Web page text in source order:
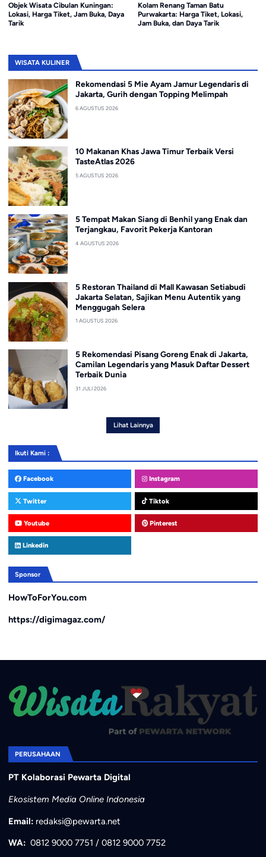
Objek Wisata Cibulan Kuningan:
Lokasi, Harga Tiket, Jam Buka, Daya
Tarik
Kolam Renang Taman Batu
Purwakarta: Harga Tiket, Lokasi,
Jam Buka, dan Daya Tarik
WISATA KULINER
Rekomendasi 5 Mie Ayam Jamur Legendaris di
Jakarta, Gurih dengan Topping Melimpah
6 AGUSTUS 2026
10 Makanan Khas Jawa Timur Terbaik Versi
TasteAtlas 2026
5 AGUSTUS 2026
5 Tempat Makan Siang di Benhil yang Enak dan
Terjangkau, Favorit Pekerja Kantoran
4 AGUSTUS 2026
5 Restoran Thailand di Mall Kawasan Setiabudi
Jakarta Selatan, Sajikan Menu Autentik yang
Menggugah Selera
1 AGUSTUS 2026
5 Rekomendasi Pisang Goreng Enak di Jakarta,
Camilan Legendaris yang Masuk Daftar Dessert
Terbaik Dunia
31 JULI 2026
Lihat Lainnya
Ikuti Kami :
Facebook Instagram
Twitter Tiktok
Youtube Pinterest
Linkedin
Sponsor
HowToForYou.com
https://digimagaz.com/
PERUSAHAAN
PT Kolaborasi Pewarta Digital
Ekosistem Media Online Indonesia
Email: redaksi@pewarta.net
WA: 0812 9000 7751 / 0812 9000 7752